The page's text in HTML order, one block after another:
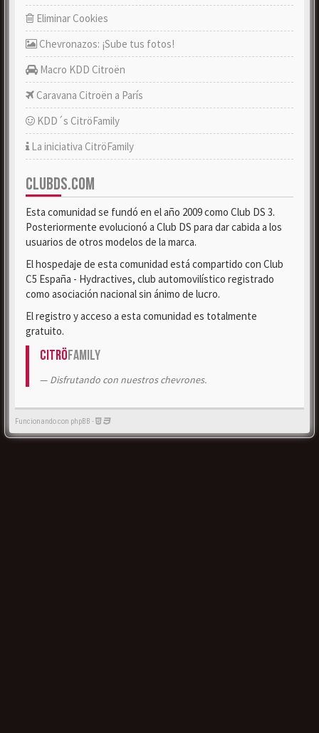
Eliminar Cookies
Chevronazos: ¡Sube tus fotos!
Macro KDD Citroën
Caravana Citroën a París
KDD´s CitröFamily
La iniciativa CitröFamily
CLUBDS.COM
Esta comunidad se fundó en el año 2009 como Club DS 3.
Posteriormente evolucionó a Club DS para dar cabida a los
usuarios de otros modelos de la marca.
El hospedaje de esta comunidad está compartido con Club
C5 España - Hydractives, club automovilístico registrado
como asociación nacional sin ánimo de lucro.
El registro y acceso a esta comunidad es totalmente
gratuito.
CitröFamily
Disfrutando con nuestros chevrones.
Funcionando con phpBB -